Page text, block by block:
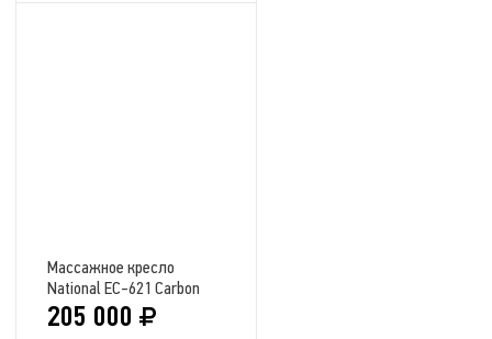
Массажное кресло
National EC-621 Carbon
205 000